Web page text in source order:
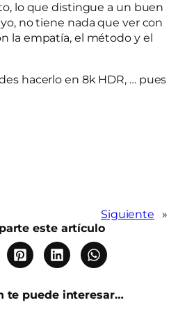
lo que distingue a un buen
no tiene nada que ver con
la empatía, el método y el
hacerlo en 8k HDR, … pues
Siguiente
»
este artículo
te puede interesar…